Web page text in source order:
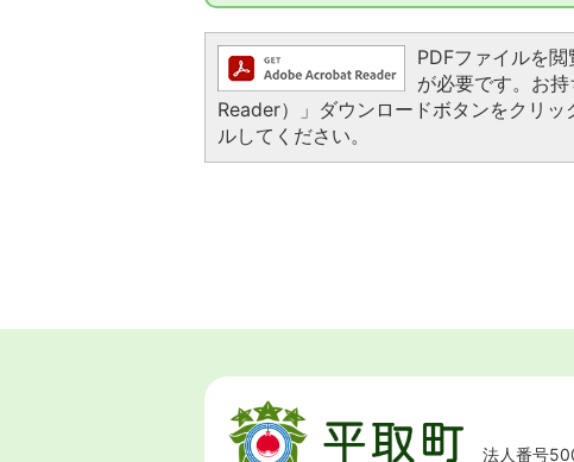
PDFファイルを
が必要です。お
Reader）」ダウンロードボタンをクリ
ルしてください。
法人番号